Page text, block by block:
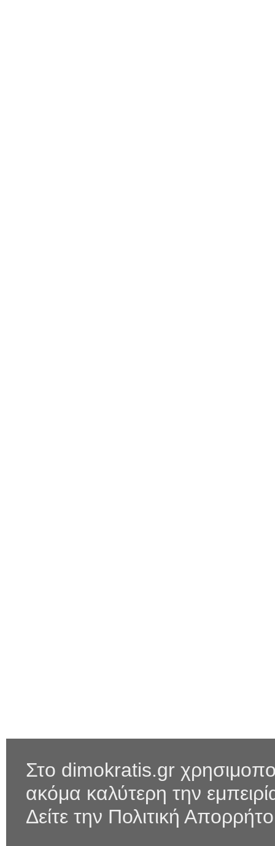
Στο dimokratis.gr
ακόμα καλύτερη την
Δείτε την Πολιτική